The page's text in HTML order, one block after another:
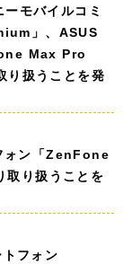
モバイルコミ
」、ASUS
Max Pro
り扱うことを発
ォン「ZenFone
り扱うことを
フォン